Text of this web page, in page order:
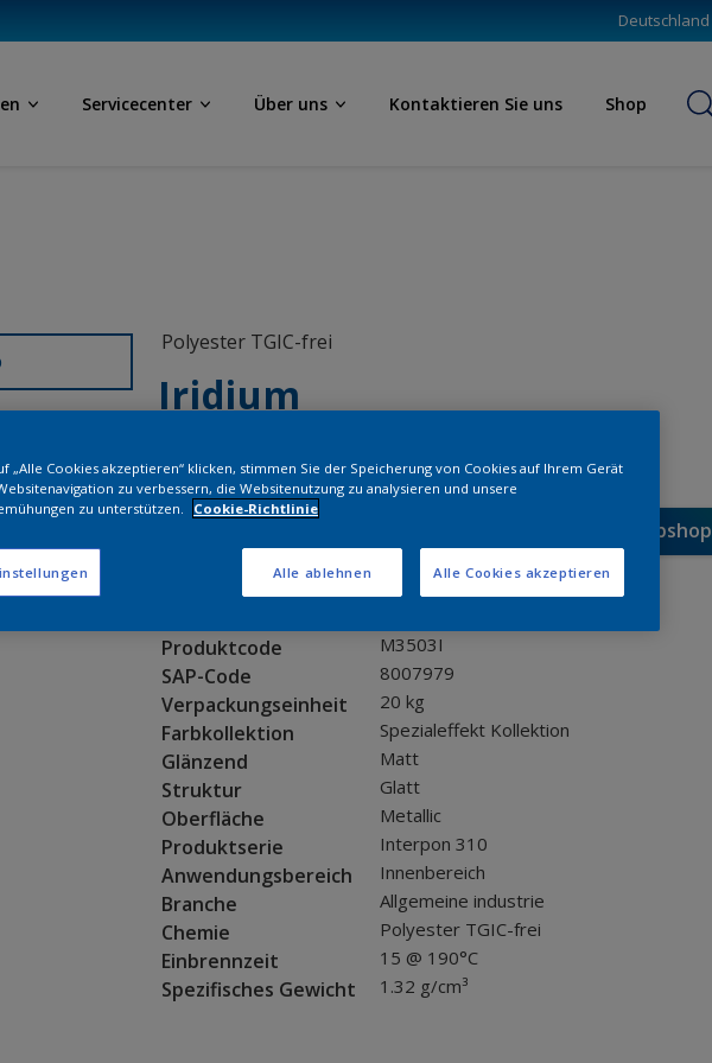
Deutschland
Servicecenter Über uns Kontaktieren Sie uns Shop
Polyester TGIC-frei
Iridium
Bestellen Sie direkt im Webshop
Produktcode M3503I
SAP-Code 8007979
Verpackungseinheit 20 kg
Farbkollektion Spezialeffekt Kollektion
Glänzend Matt
Struktur Glatt
Oberfläche Metallic
Produktserie Interpon 310
Anwendungsbereich Innenbereich
Branche Allgemeine industrie
Chemie Polyester TGIC-frei
Einbrennzeit 15 @ 190°C
Spezifisches Gewicht 1.32 g/cm³
„Alle Cookies akzeptieren“ klicken, stimmen Sie der Speicherung von Cookies auf Ihrem Gerät
zu verbessern, die Websitenutzung zu analysieren und unsere
zu unterstützen.
Cookie-Richtlinie
Alle ablehnen Alle Cookies akzeptieren